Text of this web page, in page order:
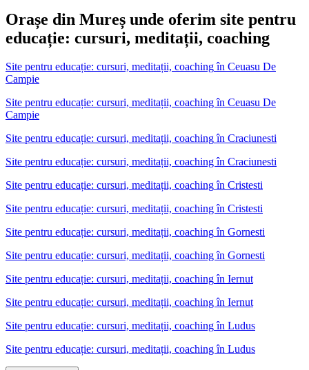
Orașe din Mureș unde oferim site pentru
educație: cursuri, meditații, coaching
Site pentru educație: cursuri, meditații, coachingîn Ceuasu De
Campie
Site pentru educație: cursuri, meditații, coaching în Ceuasu De
Campie
Site pentru educație: cursuri, meditații, coachingîn Craciunesti
Site pentru educație: cursuri, meditații, coaching în Craciunesti
Site pentru educație: cursuri, meditații, coachingîn Cristesti
Site pentru educație: cursuri, meditații, coaching în Cristesti
Site pentru educație: cursuri, meditații, coachingîn Gornesti
Site pentru educație: cursuri, meditații, coaching în Gornesti
Site pentru educație: cursuri, meditații, coachingîn Iernut
Site pentru educație: cursuri, meditații, coaching în Iernut
Site pentru educație: cursuri, meditații, coachingîn Ludus
Site pentru educație: cursuri, meditații, coaching în Ludus